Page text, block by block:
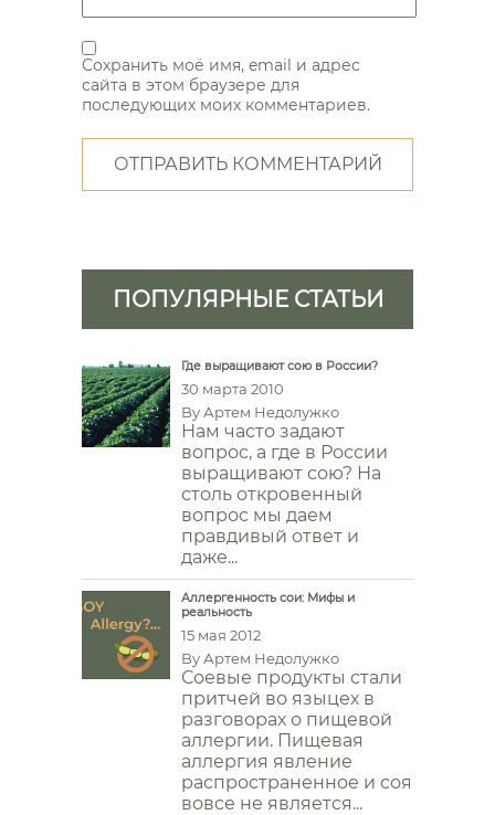
Сохранить моё имя, email и адрес
сайта в этом браузере для
последующих моих комментариев.
ПОПУЛЯРНЫЕ СТАТЬИ
Где выращивают сою в России?
30 марта 2010
By Артем Недолужко
Нам часто задают
вопрос, а где в России
выращивают сою? На
столь откровенный
вопрос мы даем
правдивый ответ и
даже...
Аллергенность сои: Мифы и
реальность
15 мая 2012
By Артем Недолужко
Соевые продукты стали
притчей во языцех в
разговорах о пищевой
аллергии. Пищевая
аллергия явление
распространенное и соя
вовсе не является...